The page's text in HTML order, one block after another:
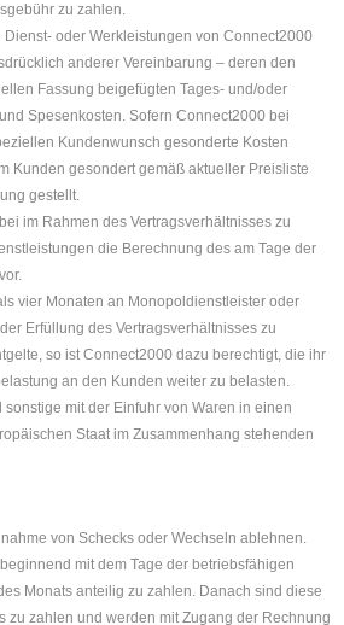
zu zahlen.
oder Werkleistungen von Connect2000
anderer Vereinbarung – deren den
Fassung beigefügten Tages- und/oder
Spesenkosten. Sofern Connect2000 bei
Kundenwunsch gesonderte Kosten
Kunden gesondert gemäß aktueller Preisliste
gestellt.
im Rahmen des Vertragsverhältnisses zu
die Berechnung des am Tage der
vier Monaten an Monopoldienstleister oder
Erfüllung des Vertragsverhältnisses zu
so ist Connect2000 dazu berechtigt, die ihr
an den Kunden weiter zu belasten.
mit der Einfuhr von Waren in einen
Staat im Zusammenhang stehenden
von Schecks oder Wechseln ablehnen.
mit dem Tage der betriebsfähigen
Monats anteilig zu zahlen. Danach sind diese
zu zahlen und werden mit Zugang der Rechnung